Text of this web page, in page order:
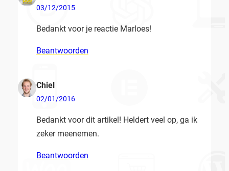
03/12/2015
Bedankt voor je reactie Marloes!
Beantwoorden
Chiel
02/01/2016
Bedankt voor dit artikel! Heldert veel op, ga ik
zeker meenemen.
Beantwoorden